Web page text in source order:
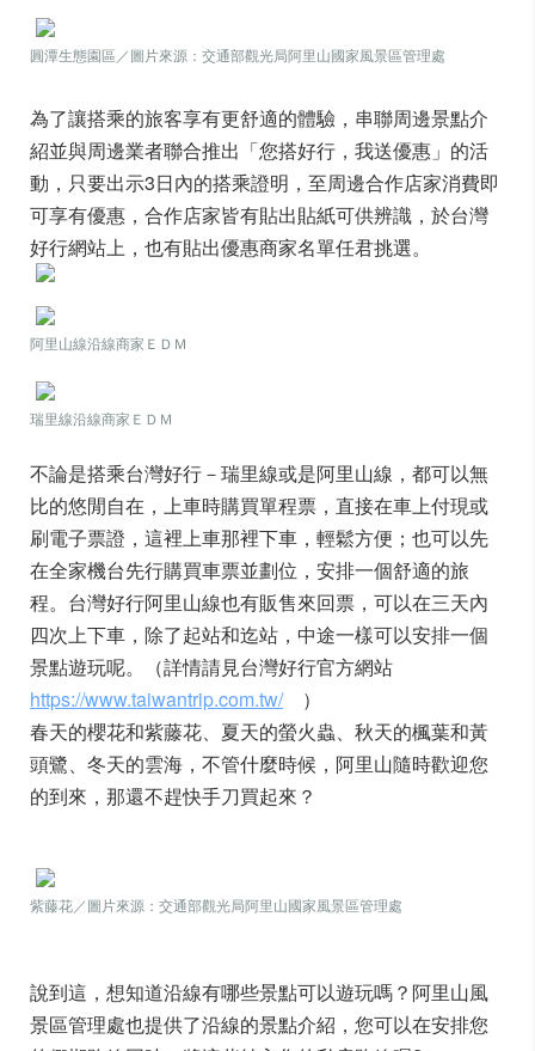
圓潭生態園區／圖片來源：交通部觀光局阿里山國家風景區管理處
為了讓搭乘的旅客享有更舒適的體驗，串聯周邊景點介
紹並與周邊業者聯合推出「您搭好行，我送優惠」的活
動，只要出示3日內的搭乘證明，至周邊合作店家消費即
可享有優惠，合作店家皆有貼出貼紙可供辨識，於台灣
好行網站上，也有貼出優惠商家名單任君挑選。
阿里山線沿線商家ＥＤＭ
瑞里線沿線商家ＥＤＭ
不論是搭乘台灣好行－瑞里線或是阿里山線，都可以無
比的悠閒自在，上車時購買單程票，直接在車上付現或
刷電子票證，這裡上車那裡下車，輕鬆方便；也可以先
在全家機台先行購買車票並劃位，安排一個舒適的旅
程。台灣好行阿里山線也有販售來回票，可以在三天內
四次上下車，除了起站和迄站，中途一樣可以安排一個
景點遊玩呢。（詳情請見台灣好行官方網站
https://www.taiwantrip.com.tw/）
春天的櫻花和紫藤花、夏天的螢火蟲、秋天的楓葉和黃
頭鷺、冬天的雲海，不管什麼時候，阿里山隨時歡迎您
的到來，那還不趕快手刀買起來？
紫藤花／圖片來源：交通部觀光局阿里山國家風景區管理處
說到這，想知道沿線有哪些景點可以遊玩嗎？阿里山風
景區管理處也提供了沿線的景點介紹，您可以在安排您